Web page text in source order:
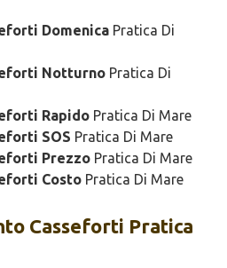
Domenica Pratica Di
Notturno Pratica Di
Rapido Pratica Di Mare
SOS Pratica Di Mare
Prezzo Pratica Di Mare
Costo Pratica Di Mare
Casseforti Pratica